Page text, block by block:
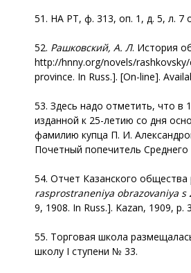
51. НА РТ, ф. 313, оп. 1, д. 5, л. 7
52. Рашковский, А. Л. История
http://hnny.org/novels/rashkovsky/
province. In Russ.]. [Оn-line].
53. Здесь надо отметить, что в
изданной к 25-летию со дня
фамилию купца П. И.
Почетный попечитель Среднего
54. Отчет Казанского общества
rasprostraneniya obrazovaniya s
9, 1908. In Russ.]. Kazan, 1909, p.
55. Торговая школа
школу I ступени № 33.